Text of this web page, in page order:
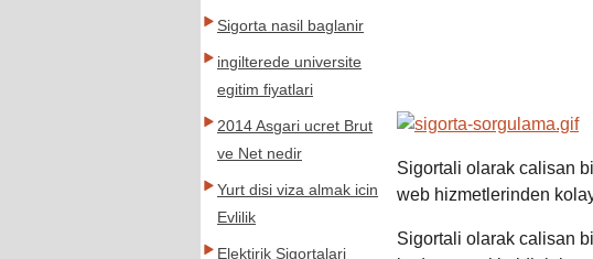
Sigortali olarak calisan
web hizmetlerinden
Sigortali olarak calisan
Sigorta nasil baglanir
ingilterede universite
egitim fiyatlari
2014 Asgari ucret Brut
ve Net nedir
Yurt disi viza almak icin
Evlilik
Elektirik Sigortalari